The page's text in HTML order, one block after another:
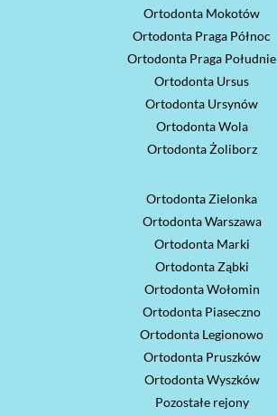
Ortodonta Mokotów
Ortodonta Praga Północ
Ortodonta Praga Południe
Ortodonta Ursus
Ortodonta Ursynów
Ortodonta Wola
Ortodonta Żoliborz
Ortodonta Zielonka
Ortodonta Warszawa
Ortodonta Marki
Ortodonta Ząbki
Ortodonta Wołomin
Ortodonta Piaseczno
Ortodonta Legionowo
Ortodonta Pruszków
Ortodonta Wyszków
Pozostałe rejony